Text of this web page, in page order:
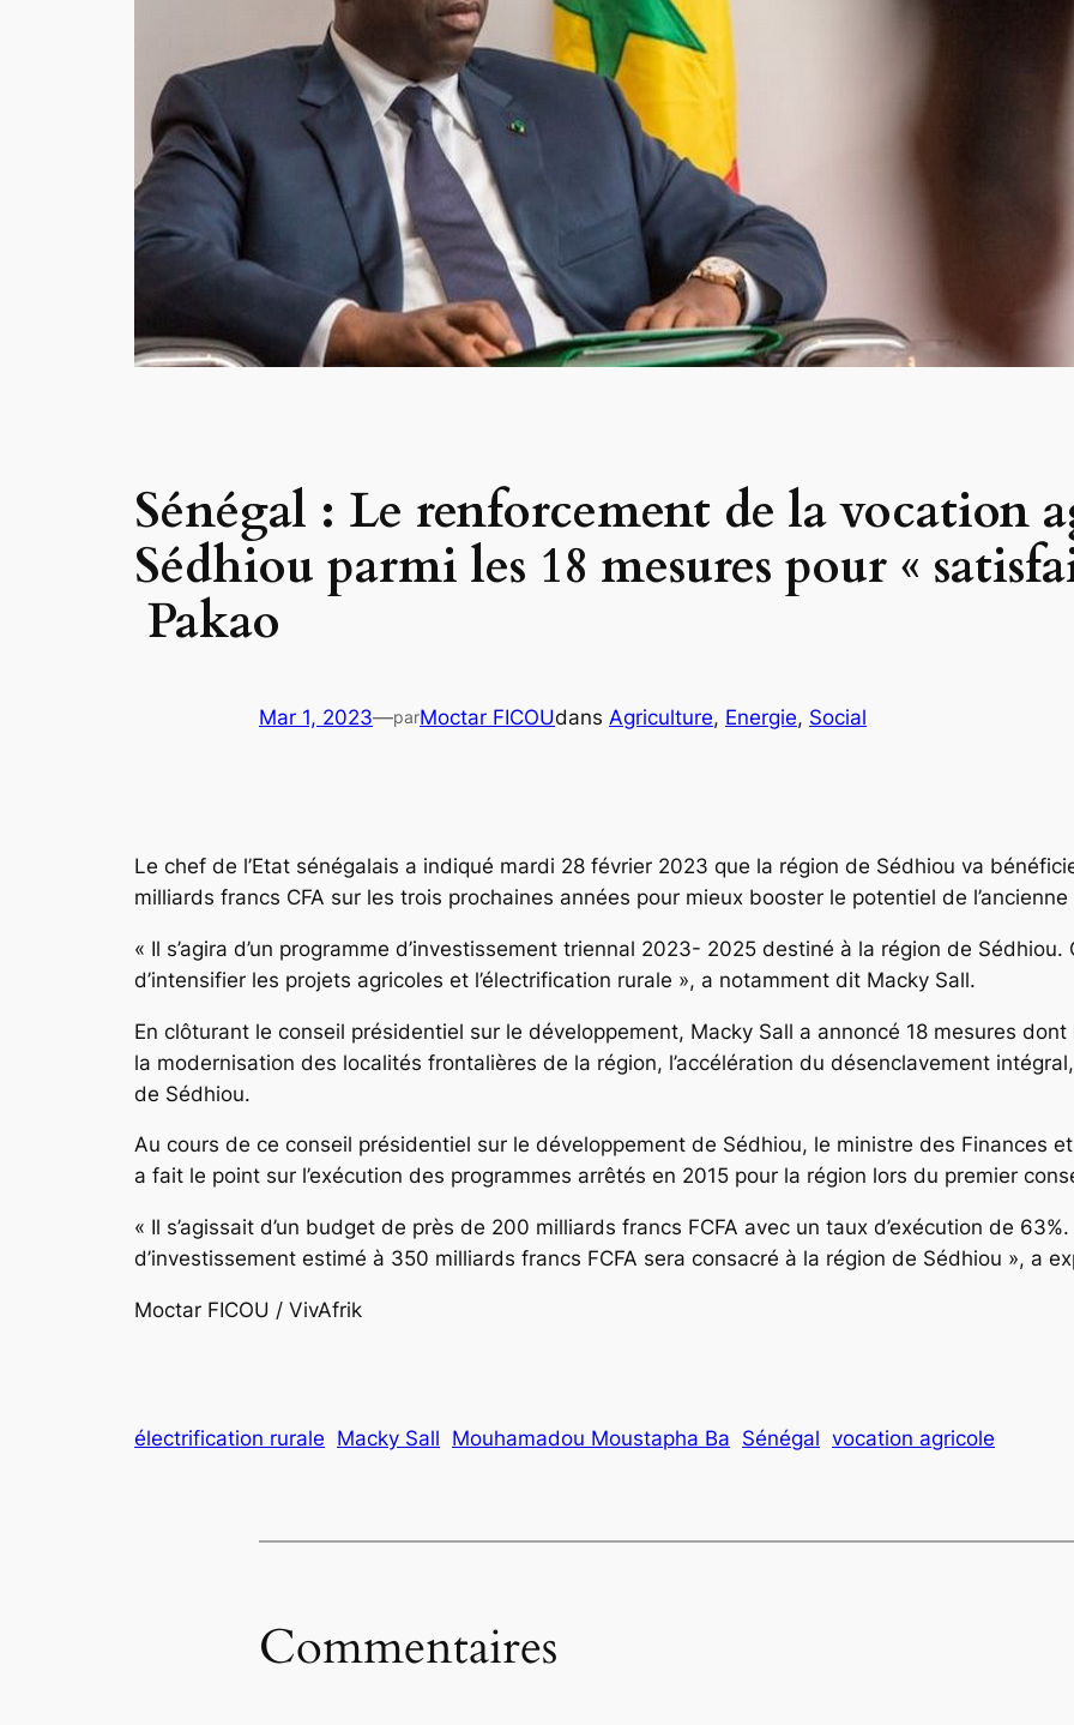
Sénégal : Le renforcement de la vocation
Sédhiou parmi les 18 mesures pour «
Pakao
Mar 1, 2023—parMoctar FICOUdans Agriculture, Energie, Social
Le chef de l’Etat sénégalais a indiqué mardi 28 février 2023 que la région de Sédhiou va
milliards francs CFA sur les trois prochaines années pour mieux booster le potentiel de
« Il s’agira d’un programme d’investissement triennal 2023- 2025 destiné à la région de
d’intensifier les projets agricoles et l’électrification rurale », a notamment dit Macky Sall.
En clôturant le conseil présidentiel sur le développement, Macky Sall a annoncé 18 mesures
la modernisation des localités frontalières de la région, l’accélération du désenclavement
de Sédhiou.
Au cours de ce conseil présidentiel sur le développement de Sédhiou, le ministre des Finances
a fait le point sur l’exécution des programmes arrêtés en 2015 pour la région lors du premier
« Il s’agissait d’un budget de près de 200 milliards francs FCFA avec un taux d’exécution de
d’investissement estimé à 350 milliards francs FCFA sera consacré à la région de Sédhiou », a
Moctar FICOU / VivAfrik
électrification rurale Macky Sall Mouhamadou Moustapha Ba Sénégal vocation agricole
Commentaires